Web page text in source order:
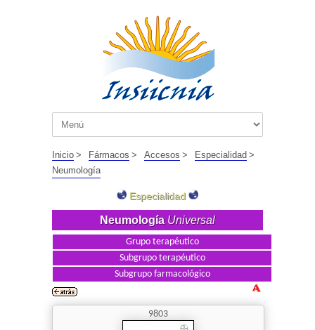
Inicio > Fármacos > Accesos > Especialidad >
Neumología
Especialidad
NeumologíaUniversal
Grupo terapéutico
Subgrupo terapéutico
Subgrupo farmacológico
9803